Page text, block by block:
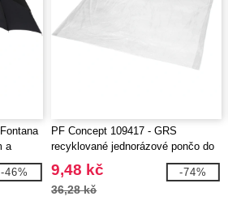
a
-46%
PF Concept 109417 - GRS
recyklované jednorázové pončo do
deště Mayan s úložným vakem
9,48 kč
36,28 kč
-74%